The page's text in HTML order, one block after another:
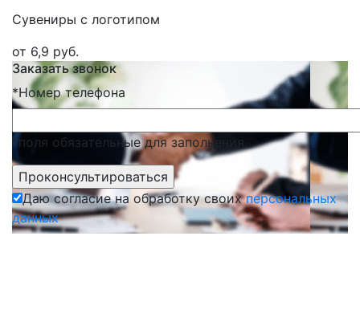
Сувениры с логотипом
от 6,9 руб.
Заказать звонок
*Номер телефона
*поля обязательные для заполнения
Даю согласие на обработку своихперсональных
данных